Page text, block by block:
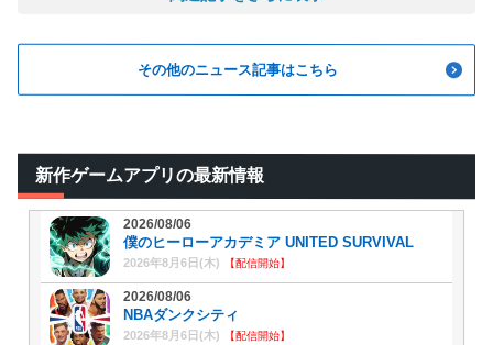
その他のニュース記事はこちら
新作ゲームアプリの最新情報
2026/08/06
僕のヒーローアカデミア UNITED SURVIVAL
2026年8月6日(木) 【配信開始】
2026/08/06
NBAダンクシティ
2026年8月6日(木) 【配信開始】